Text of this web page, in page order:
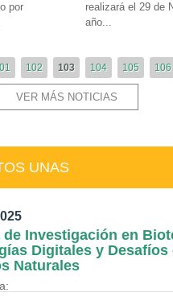
por
realizará el 29 de
año...
102 103 104 105 106
VER MÁS NOTICIAS
UNAS
de Investigación en
Digitales y Desafíos
Naturales